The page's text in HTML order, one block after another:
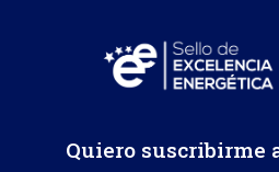
Quiero suscribirme